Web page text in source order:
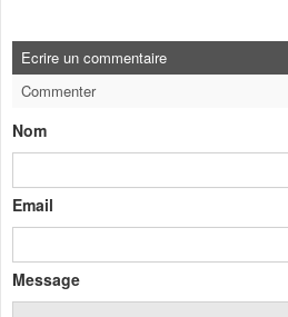
Ecrire un commentaire
Commenter
Nom
Email
Message